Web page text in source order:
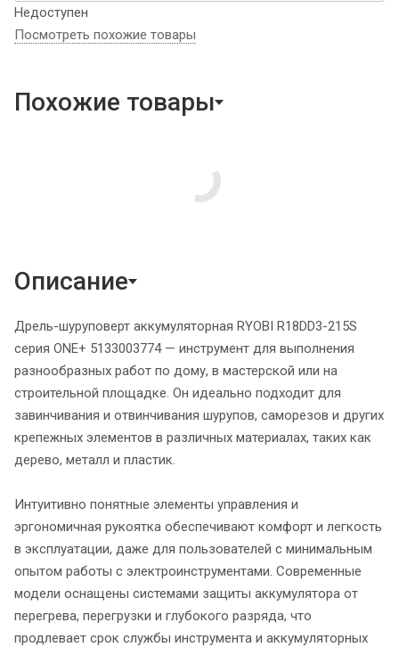
Недоступен
Посмотреть похожие товары
Похожие товары
Описание
Дрель-шуруповерт аккумуляторная RYOBI R18DD3-215S
серия ONE+ 5133003774 — инструмент для выполнения
разнообразных работ по дому, в мастерской или на
строительной площадке. Он идеально подходит для
завинчивания и отвинчивания шурупов, саморезов и других
крепежных элементов в различных материалах, таких как
дерево, металл и пластик.
Интуитивно понятные элементы управления и
эргономичная рукоятка обеспечивают комфорт и легкость
в эксплуатации, даже для пользователей с минимальным
опытом работы с электроинструментами. Современные
модели оснащены системами защиты аккумулятора от
перегрева, перегрузки и глубокого разряда, что
продлевает срок службы инструмента и аккумуляторных